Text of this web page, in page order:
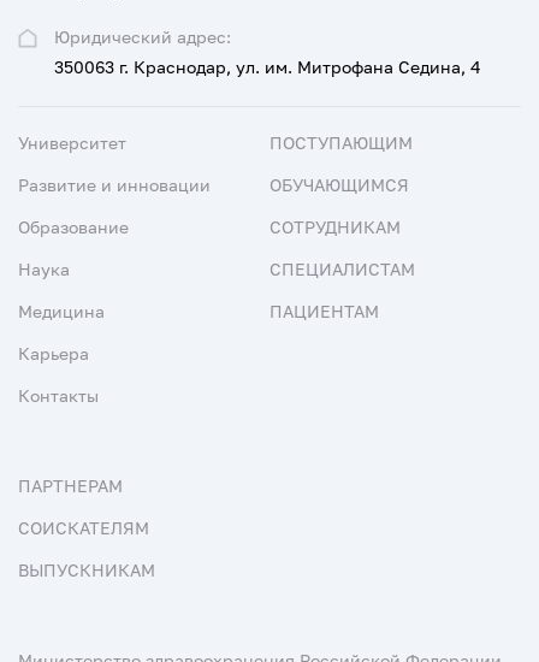
Юридический адрес:
350063 г. Краснодар, ул. им. Митрофана Седина, 4
Университет
Развитие и инновации
Образование
Наука
Медицина
Карьера
Контакты
ПОСТУПАЮЩИМ
ОБУЧАЮЩИМСЯ
СОТРУДНИКАМ
СПЕЦИАЛИСТАМ
ПАЦИЕНТАМ
ПАРТНЕРАМ
СОИСКАТЕЛЯМ
ВЫПУСКНИКАМ